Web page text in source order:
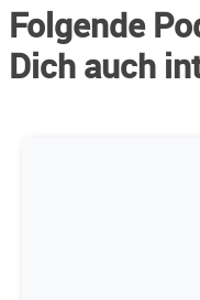
Folgende
Dich auch